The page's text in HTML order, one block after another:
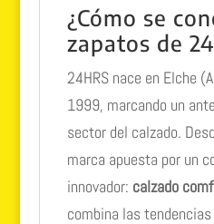
¿Cómo se
zapatos de
24HRS nace en Elche
1999, marcando un
sector del calzado.
marca apuesta por un
innovador: calzado
combina las